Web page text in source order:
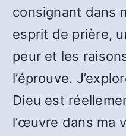
consignant dans
esprit de prière,
peur et les
l’éprouve.
Dieu est
l’œuvre dans ma